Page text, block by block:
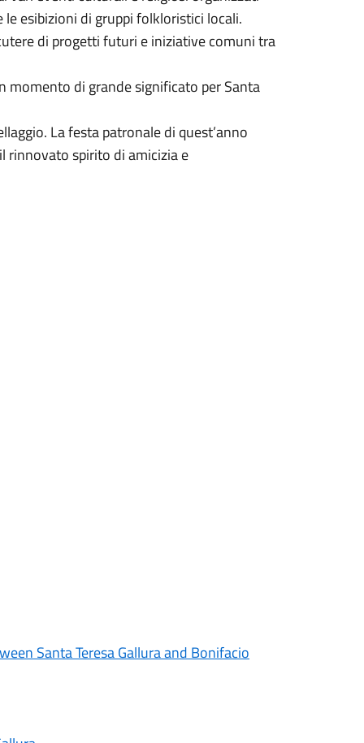
esibizioni di gruppi folkloristici locali.
di progetti futuri e iniziative comuni tra
momento di grande significato per Santa
La festa patronale di quest’anno
rinnovato spirito di amicizia e
Santa Teresa Gallura and Bonifacio